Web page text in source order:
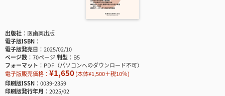
出版社
医歯薬出版
電子版ISBN
電子版発売日
2025/02/10
ページ数
70ページ判型
B5
フォーマット
PDF（パソコンへのダウンロード不可）
電子版販売価格： ¥1,650(本体¥1,500＋税10％)
印刷版ISSN
0039-2359
印刷版発行年月
2025/02